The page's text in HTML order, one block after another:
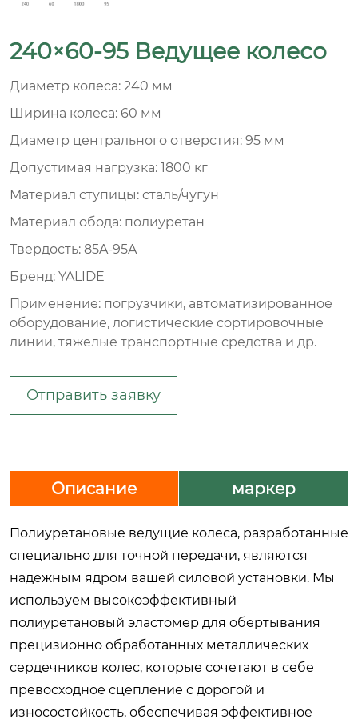
240×60-95 Ведущее колесо
Диаметр колеса: 240 мм
Ширина колеса: 60 мм
Диаметр центрального отверстия: 95 мм
Допустимая нагрузка: 1800 кг
Материал ступицы: сталь/чугун
Материал обода: полиуретан
Твердость: 85A-95A
Бренд: YALIDE
Применение: погрузчики, автоматизированное
оборудование, логистические сортировочные
линии, тяжелые транспортные средства и др.
Отправить заявку
Описание маркер
Полиуретановые ведущие колеса, разработанные
специально для точной передачи, являются
надежным ядром вашей силовой установки. Мы
используем высокоэффективный
полиуретановый эластомер для обертывания
прецизионно обработанных металлических
сердечников колес, которые сочетают в себе
превосходное сцепление с дорогой и
износостойкость, обеспечивая эффективное